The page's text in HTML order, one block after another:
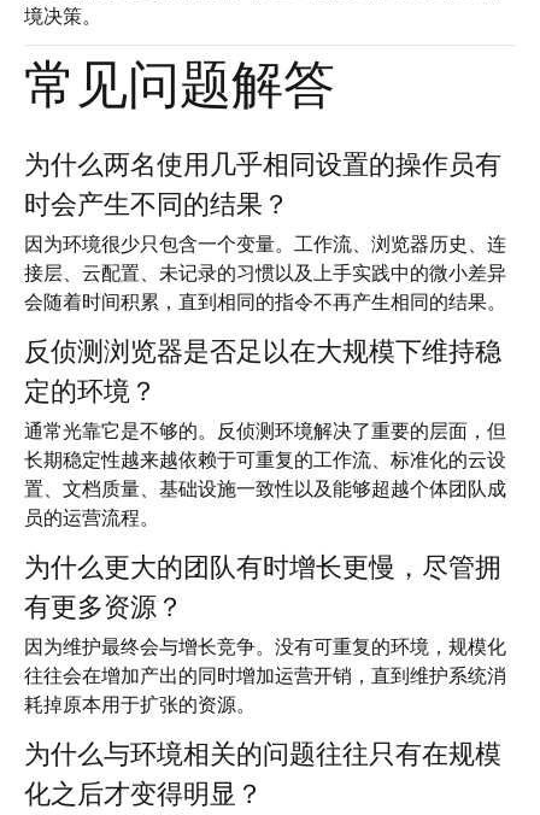
境决策。
常见问题解答
为什么两名使用几乎相同设置的操作员有
时会产生不同的结果？
因为环境很少只包含一个变量。工作流、浏览器历史、连
接层、云配置、未记录的习惯以及上手实践中的微小差异
会随着时间积累，直到相同的指令不再产生相同的结果。
反侦测浏览器是否足以在大规模下维持稳
定的环境？
通常光靠它是不够的。反侦测环境解决了重要的层面，但
长期稳定性越来越依赖于可重复的工作流、标准化的云设
置、文档质量、基础设施一致性以及能够超越个体团队成
员的运营流程。
为什么更大的团队有时增长更慢，尽管拥
有更多资源？
因为维护最终会与增长竞争。没有可重复的环境，规模化
往往会在增加产出的同时增加运营开销，直到维护系统消
耗掉原本用于扩张的资源。
为什么与环境相关的问题往往只有在规模
化之后才变得明显？